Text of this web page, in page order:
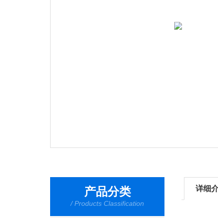
产品分类
/ Products Classification
详细